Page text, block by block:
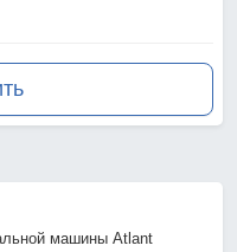
машины Atlant